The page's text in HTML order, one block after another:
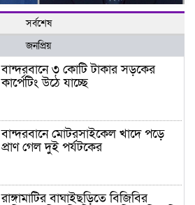
সর্বশেষ
জনপ্রিয়
বান্দরবানে ৩ কোটি টাকার সড়কের
কার্পেটিং উঠে যাচ্ছে
বান্দরবানে মোটরসাইকেল খাদে পড়ে
প্রাণ গেল দুই পর্যটকের
রাঙ্গামাটির বাঘাইছড়িতে বিজিবির